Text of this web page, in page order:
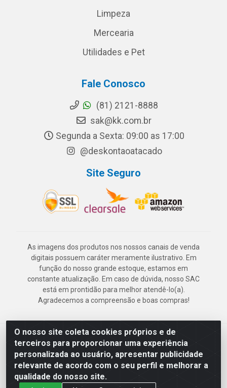
O nosso site coleta cookies próprios e de
terceiros para proporcionar uma experiência
personalizada ao usuário, apresentar publicidade
relevante de acordo com o seu perfil e melhorar a
qualidade do nosso site.
Limpeza
Mercearia
Utilidades e Pet
Fale Conosco
(81) 2121-8888
sak@kk.com.br
Segunda a Sexta: 09:00 as 17:00
@deskontaoatacado
Site Seguro
As imagens dos produtos nos nossos canais de venda
digitais possuem caráter meramente ilustrativo. Em
função do nosso grande estoque, estamos em
constante atualização. Em caso de dúvida, nosso SAC
está em prontidão para melhor atendê-lo(a).
Agradecemos a compreensão e boas compras!
Deskontão Atacado - Av. Marechal Mascarenhas de Morais, 2471 -
Imbiribeira - Recife/PE - CEP 51.150-001 - CNPJ 24.150.377/0003-
57